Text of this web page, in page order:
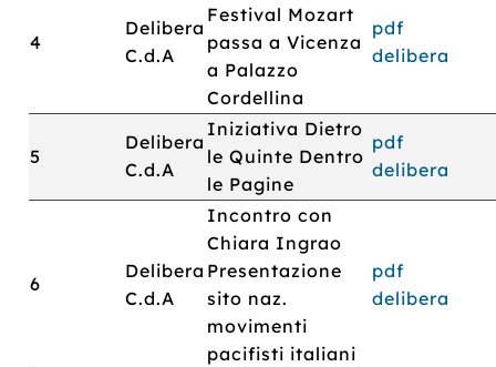
4
Delibera
C.d.A
Festival Mozart
passa a Vicenza
a Palazzo
Cordellina
pdf
delibera
5
Delibera
C.d.A
Iniziativa Dietro
le Quinte Dentro
le Pagine
pdf
delibera
6
Delibera
C.d.A
Incontro con
Chiara Ingrao
Presentazione
sito naz.
movimenti
pacifisti italiani
pdf
delibera